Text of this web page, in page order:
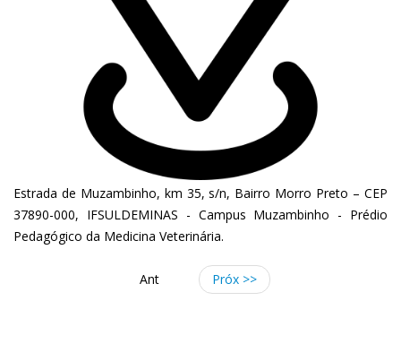
Estrada de Muzambinho, km 35, s/n, Bairro Morro Preto – CEP
37890-000, IFSULDEMINAS - Campus Muzambinho - Prédio
Pedagógico da Medicina Veterinária.
Ant Próx >>